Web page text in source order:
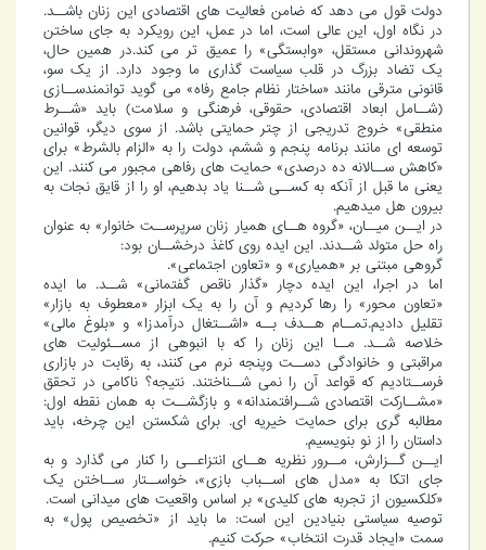
دولت قول می دهد که ضامن فعالیت های اقتصادی این زنان باشــد.
در نگاه اول، این عالی است، اما در عمل، این رویکرد به جای ساختن
شهروندانی مستقل، «وابستگی» را عمیق تر می کند.در همین حال،
یک تضاد بزرگ در قلب سیاست گذاری ما وجود دارد. از یک سو،
قانونی مترقی مانند «ساختار نظام جامع رفاه» می گوید توانمندســازی
(شــامل ابعاد اقتصادی، حقوقی، فرهنگی و سلامت) باید «شــرط
منطقی» خروج تدریجی از چتر حمایتی باشد. از سوی دیگر، قوانین
توسعه ای مانند برنامه پنجم و ششم، دولت را به «الزام بالشرط» برای
«کاهش ســالانه ده درصدی» حمایت های رفاهی مجبور می کنند. این
یعنی ما قبل از آنکه به کســی شــنا یاد بدهیم، او را از قایق نجات به
بیرون هل میدهیم.
در ایــن میــان، «گروه هــای همیار زنان سرپرســت خانوار» به عنوان
راه حل متولد شــدند. این ایده روی کاغذ درخشــان بود:
گروهی مبتنی بر «همیاری» و «تعاون اجتماعی».
اما در اجرا، این ایده دچار «گذار ناقص گفتمانی» شــد. ما ایده
«تعاون محور» را رها کردیم و آن را به یک ابزار «معطوف به بازار»
تقلیل دادیم.تمــام هــدف بــه «اشــتغال درآمدزا» و «بلوغ مالی»
خلاصه شــد. مــا این زنان را که با انبوهی از مســئولیت های
مراقبتی و خانوادگی دســت وپنجه نرم می کنند، به رقابت در بازاری
فرســتادیم که قواعد آن را نمی شــناختند. نتیجه؟ ناکامی در تحقق
«مشــارکت اقتصادی شــرافتمندانه» و بازگشــت به همان نقطه اول:
مطالبه گری برای حمایت خیریه ای. برای شکستن این چرخه، باید
داستان را از نو بنویسیم.
ایــن گــزارش، مــرور نظریه هــای انتزاعــی را کنار می گذارد و به
جای اتکا به «مدل های اســباب بازی»، خواســتار ســاختن یک
«کلکسیون از تجربه های کلیدی» بر اساس واقعیت های میدانی است.
توصیه سیاستی بنیادین این است: ما باید از «تخصیص پول» به
سمت «ایجاد قدرت انتخاب» حرکت کنیم.